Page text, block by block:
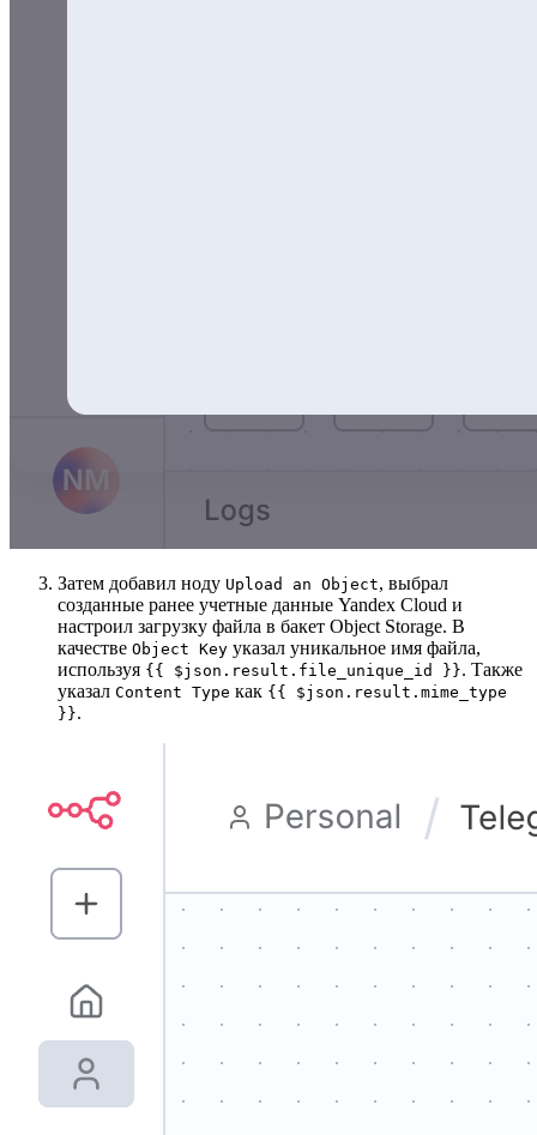
Затем добавил ноду Upload an Object, выбрал
созданные ранее учетные данные Yandex Cloud и
настроил загрузку файла в бакет Object Storage. В
качестве Object Key указал уникальное имя файла,
используя {{ $json.result.file_unique_id }}. Также
указал Content Type как {{ $json.result.mime_type
}}.